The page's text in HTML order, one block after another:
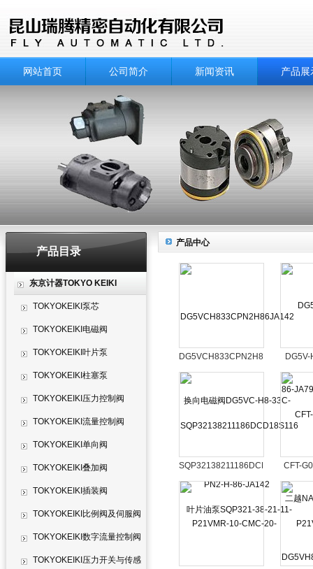
网站首页 公司简介 新闻资讯 产品展
产品目录
东京计器TOKYO KEIKI
TOKYOKEIKI泵芯
TOKYOKEIKI电磁阀
TOKYOKEIKI叶片泵
TOKYOKEIKI柱塞泵
TOKYOKEIKI压力控制阀
TOKYOKEIKI流量控制阀
TOKYOKEIKI单向阀
TOKYOKEIKI叠加阀
TOKYOKEIKI插装阀
TOKYOKEIKI比例阀及伺服阀
TOKYOKEIKI数字流量控制阀
TOKYOKEIKI压力开关与传感
产品中心
DG5VCH833CPN2H86JA142
换向电磁阀DG5VC-
JA142
SQP32138211186DCD18S116
叶片油泵SQP321-38-
S116
CFT-
越